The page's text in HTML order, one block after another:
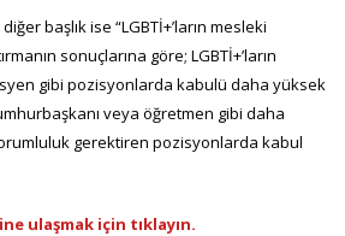
başlık ise “LGBTİ+’ların mesleki
sonuçlarına göre; LGBTİ+’ların
gibi pozisyonlarda kabulü daha yüksek
veya öğretmen gibi daha
gerektiren pozisyonlarda kabul
ulaşmak için tıklayın.